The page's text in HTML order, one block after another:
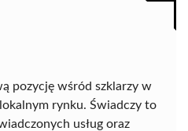
pozycję wśród szklarzy w
rynku. Świadczy to
usług oraz